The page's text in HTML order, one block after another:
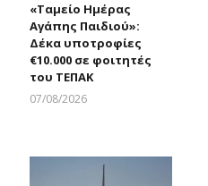
«Ταμείο Ημέρας
Αγάπης Παιδιού»:
Δέκα υποτροφίες
€10.000 σε φοιτητές
του ΤΕΠΑΚ
07/08/2026